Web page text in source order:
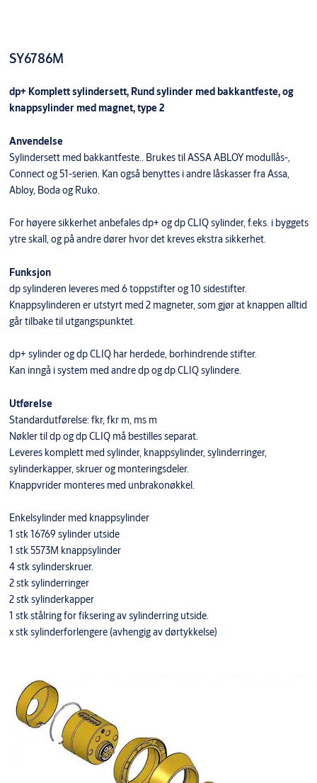
SY6786M
dp+ Komplett sylindersett, Rund sylinder med bakkantfeste, og
knappsylinder med magnet, type 2
Anvendelse
Sylindersett med bakkantfeste.. Brukes til ASSA ABLOY modullås-,
Connect og 51-serien. Kan også benyttes i andre låskasser fra Assa,
Abloy, Boda og Ruko.
For høyere sikkerhet anbefales dp+ og dp CLIQ sylinder, f.eks. i byggets
ytre skall, og på andre dører hvor det kreves ekstra sikkerhet.
Funksjon
dp sylinderen leveres med 6 toppstifter og 10 sidestifter.
Knappsylinderen er utstyrt med 2 magneter, som gjør at knappen alltid
går tilbake til utgangspunktet.
dp+ sylinder og dp CLIQ har herdede, borhindrende stifter.
Kan inngå i system med andre dp og dp CLIQ sylindere.
Utførelse
Standardutførelse: fkr, fkr m, ms m
Nøkler til dp og dp CLIQ må bestilles separat.
Leveres komplett med sylinder, knappsylinder, sylinderringer,
sylinderkapper, skruer og monteringsdeler.
Knappvrider monteres med unbrakonøkkel.
Enkelsylinder med knappsylinder
1 stk 16769 sylinder utside
1 stk 5573M knappsylinder
4 stk sylinderskruer.
2 stk sylinderringer
2 stk sylinderkapper
1 stk stålring for fiksering av sylinderring utside.
x stk sylinderforlengere (avhengig av dørtykkelse)